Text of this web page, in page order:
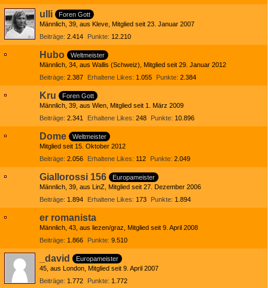
ulli
Foren Gott
Männlich 39 aus Kleve Mitglied seit 23. Januar 2007
Beiträge 2.414 Punkte 12.210
Hubo
Weltmeister
Männlich 34 aus Wallis (Schweiz) Mitglied seit 29. Januar 2012
Beiträge 2.387 Erhaltene Likes 1.055 Punkte 2.384
Kru
Foren Gott
Männlich 39 aus Wien Mitglied seit 1. März 2009
Beiträge 2.341 Erhaltene Likes 248 Punkte 10.896
Dome
Weltmeister
Mitglied seit 15. Oktober 2012
Beiträge 2.056 Erhaltene Likes 112 Punkte 2.049
Giallorossi 156
Europameister
Männlich 39 aus LinZ Mitglied seit 27. Dezember 2006
Beiträge 1.894 Erhaltene Likes 173 Punkte 1.894
er romanista
Männlich 43 aus liezen/graz Mitglied seit 9. April 2008
Beiträge 1.866 Punkte 9.510
_david
Europameister
45 aus London Mitglied seit 9. April 2007
Beiträge 1.772 Punkte 1.772